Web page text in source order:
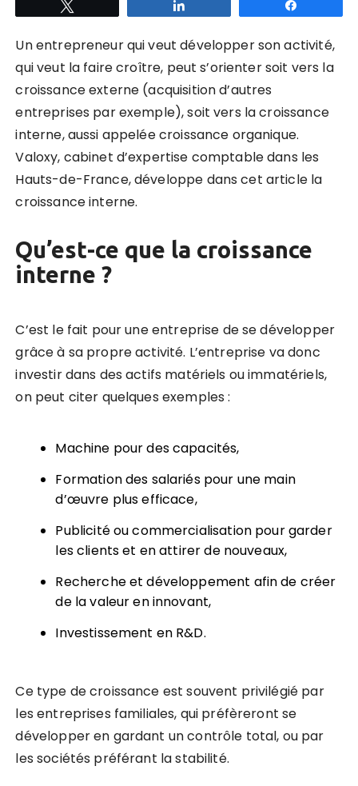
Un entrepreneur qui veut développer son activité,
qui veut la faire croître, peut s’orienter soit vers la
croissance externe (acquisition d’autres
entreprises par exemple), soit vers la croissance
interne, aussi appelée croissance organique.
Valoxy, cabinet d’expertise comptable dans les
Hauts-de-France, développe dans cet article la
croissance interne.
Qu’est-ce que la croissance
interne ?
C’est le fait pour une entreprise de se développer
grâce à sa propre activité. L’entreprise va donc
investir dans des actifs matériels ou immatériels,
on peut citer quelques exemples :
Machine pour des capacités,
Formation des salariés pour une main
d’œuvre plus efficace,
Publicité ou commercialisation pour garder
les clients et en attirer de nouveaux,
Recherche et développement afin de créer
de la valeur en innovant,
Investissement en R&D.
Ce type de croissance est souvent privilégié par
les entreprises familiales, qui préfèreront se
développer en gardant un contrôle total, ou par
les sociétés préférant la stabilité.